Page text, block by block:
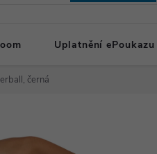
Uplatnění ePoukazu
černá